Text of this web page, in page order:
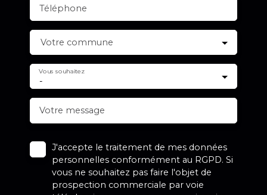
Téléphone
Votre commune
-
Vous souhaitez
Votre message
J'accepte le traitement de mes données
personnelles conformément au RGPD. Si
vous ne souhaitez pas faire l'objet de
prospection commerciale par voie